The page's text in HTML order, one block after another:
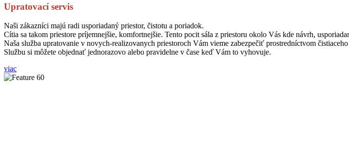
Upratovací servis
Naši zákazníci majú radi usporiadaný priestor, čistotu a poriadok.
Cítia sa takom priestore príjemnejšie, komfortnejšie. Tento pocit sála z priestoru okolo Vás kde návrh,
Naša služba upratovanie v novych-realizovanych priestoroch Vám vieme zabezpečiť prostredníctvom
Službu si môžete objednať jednorazovo alebo pravidelne v čase keď Vám to vyhovuje.
viac